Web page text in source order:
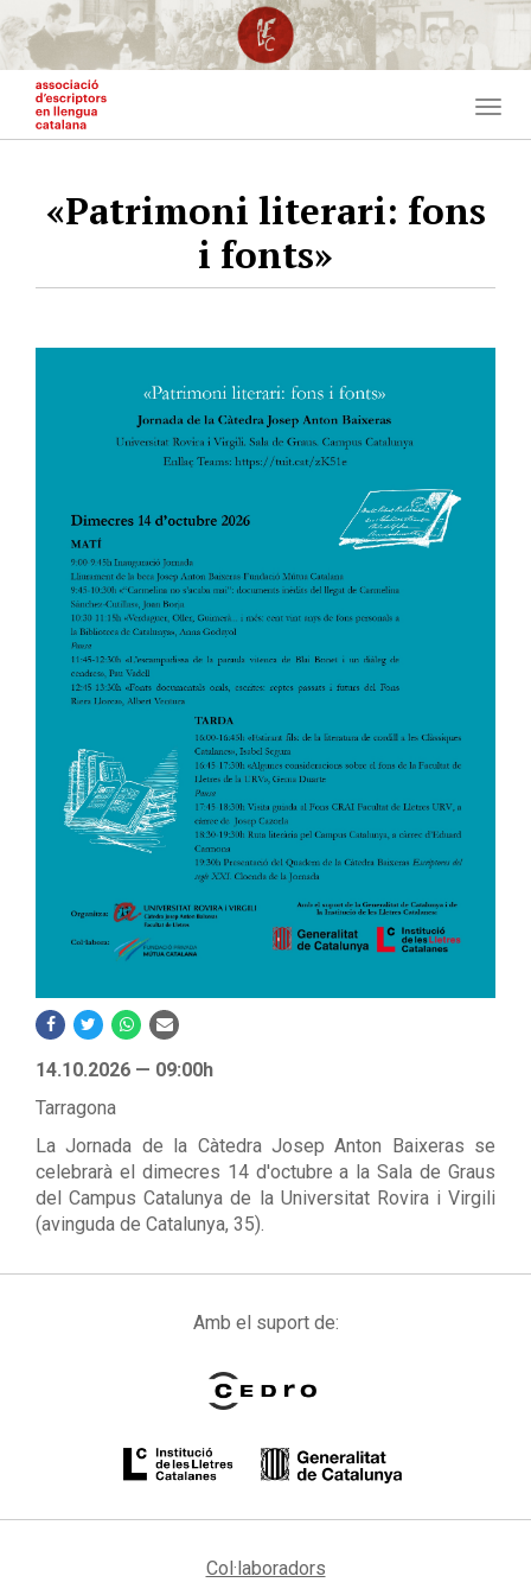
Vés
al
contingut
«Patrimoni literari: fons
i fonts»
14.10.2026 — 09:00h
Tarragona
La Jornada de la Càtedra Josep Anton Baixeras se
celebrarà el dimecres 14 d'octubre a la Sala de Graus
del Campus Catalunya de la Universitat Rovira i Virgili
(avinguda de Catalunya, 35).
Amb el suport de:
Col·laboradors